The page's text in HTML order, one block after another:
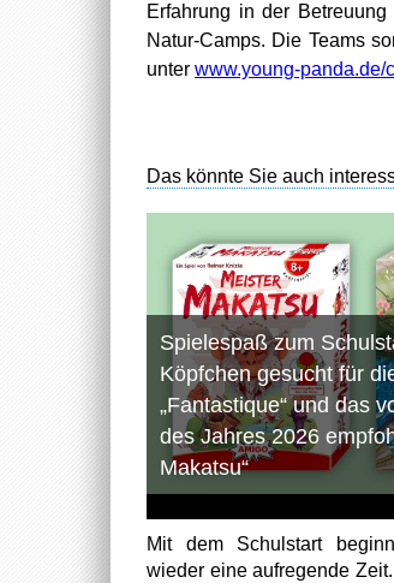
Erfahrung in der
Natur-Camps. Die Teams
unter www.young-panda.de/
Das könnte Sie auch
Spielespaß zum
Köpfchen gesucht für
„Fantastique“ und das
des Jahres 2026
Makatsu“
Mit dem Schulstart
wieder eine aufregende